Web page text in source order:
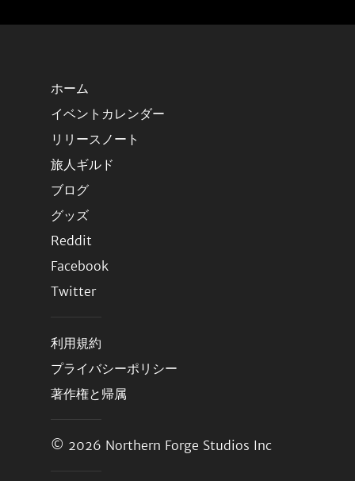
ホーム
イベントカレンダー
リリースノート
旅人ギルド
ブログ
グッズ
Reddit
Facebook
Twitter
利用規約
プライバシーポリシー
著作権と帰属
© 2026 Northern Forge Studios Inc